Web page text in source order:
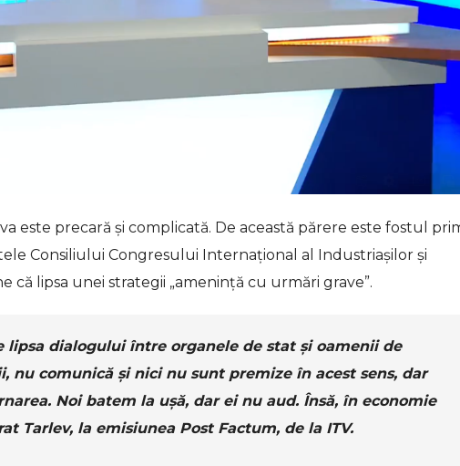
este precară și complicată. De această părere este fostul
Consiliului Congresului Internaţional al Industriaşilor şi
că lipsa unei strategii „ameninţă cu urmări grave”.
lipsa dialogului între organele de stat și oamenii de
nu comunică și nici nu sunt premize în acest sens, dar
Noi batem la ușă, dar ei nu aud. Însă, în economie
Tarlev, la emisiunea Post Factum, de la ITV.